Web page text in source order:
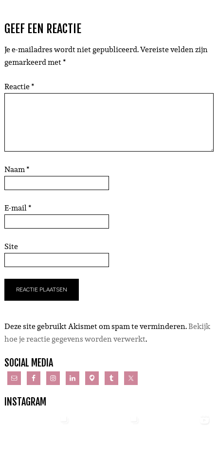
GEEF EEN REACTIE
Je e-mailadres wordt niet gepubliceerd.Vereiste velden zijn
gemarkeerd met*
Reactie*
Naam*
E-mail*
Site
Deze site gebruikt Akismet om spam te verminderen.Bekijk
hoe je reactie gegevens worden verwerkt.
SOCIAL MEDIA
INSTAGRAM